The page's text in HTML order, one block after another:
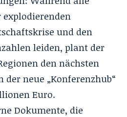
und den
leiden, plant der
den nächsten
der neue „Konferenzhub“
Euro.
Dokumente, die